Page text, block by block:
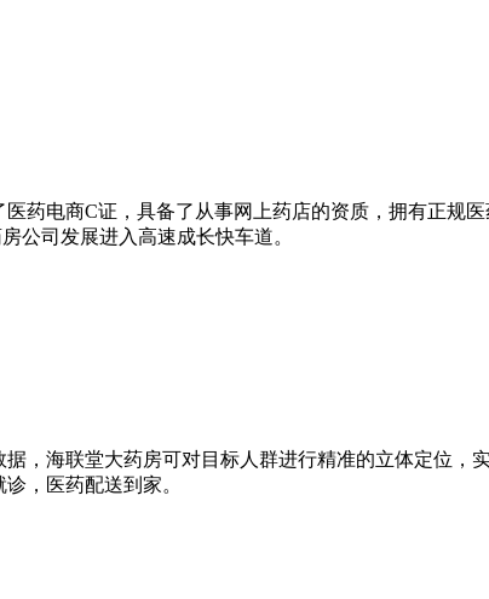
药电商C证，具备了从事网上药店的资质，拥有正规
公司发展进入高速成长快车道。
，海联堂大药房可对目标人群进行精准的立体定位，
，医药配送到家。